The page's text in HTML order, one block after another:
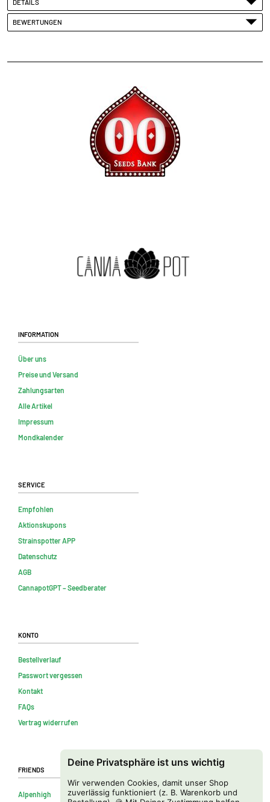
Deine Privatsphäre ist uns wichtig
Wir verwenden Cookies, damit unser Shop
zuverlässig funktioniert (z. B. Warenkorb und
DETAILS
BEWERTUNGEN
Information
Über uns
Preise und Versand
Zahlungsarten
Alle Artikel
Impressum
Mondkalender
Service
Empfohlen
Aktionskupons
Strainspotter APP
Datenschutz
AGB
CannapotGPT – Seedberater
Konto
Bestellverlauf
Passwort vergessen
Kontakt
FAQs
Vertrag widerrufen
Friends
Alpenhigh